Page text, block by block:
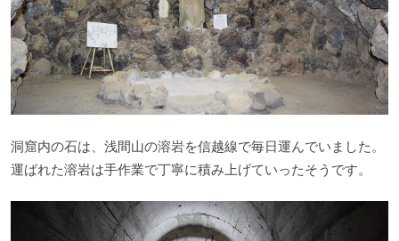
洞窟内の石は、浅間山の溶岩を信越線で毎日運んでいました。
運ばれた溶岩は手作業で丁寧に積み上げていったそうです。